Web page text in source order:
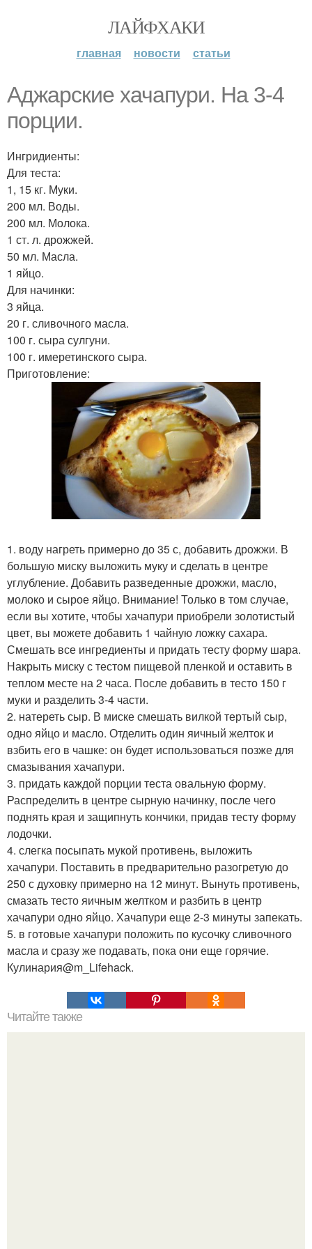
ЛАЙФХАКИ
главная новости статьи
Аджарские хачапури. На 3-4
порции.
Ингридиенты:
Для теста:
1, 15 кг. Муки.
200 мл. Воды.
200 мл. Молока.
1 ст. л. дрожжей.
50 мл. Масла.
1 яйцо.
Для начинки:
3 яйца.
20 г. сливочного масла.
100 г. сыра сулгуни.
100 г. имеретинского сыра.
Приготовление:
1. воду нагреть примерно до 35 с, добавить дрожжи. В
большую миску выложить муку и сделать в центре
углубление. Добавить разведенные дрожжи, масло,
молоко и сырое яйцо. Внимание! Только в том случае,
если вы хотите, чтобы хачапури приобрели золотистый
цвет, вы можете добавить 1 чайную ложку сахара.
Смешать все ингредиенты и придать тесту форму шара.
Накрыть миску с тестом пищевой пленкой и оставить в
теплом месте на 2 часа. После добавить в тесто 150 г
муки и разделить 3-4 части.
2. натереть сыр. В миске смешать вилкой тертый сыр,
одно яйцо и масло. Отделить один яичный желток и
взбить его в чашке: он будет использоваться позже для
смазывания хачапури.
3. придать каждой порции теста овальную форму.
Распределить в центре сырную начинку, после чего
поднять края и защипнуть кончики, придав тесту форму
лодочки.
4. слегка посыпать мукой противень, выложить
хачапури. Поставить в предварительно разогретую до
250 с духовку примерно на 12 минут. Вынуть противень,
смазать тесто яичным желтком и разбить в центр
хачапури одно яйцо. Хачапури еще 2-3 минуты запекать.
5. в готовые хачапури положить по кусочку сливочного
масла и сразу же подавать, пока они еще горячие.
Кулинария@m_Lifehack.
Читайте также